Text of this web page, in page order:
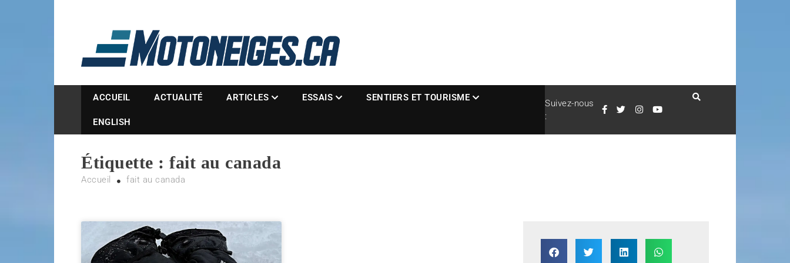
Magazine Motoneiges.ca
ACCUEIL ACTUALITÉ ARTICLES ESSAIS SENTIERS ET TOURISME
ENGLISH
Suivez-nous
:
Étiquette :fait au canada
Accueil fait au canada